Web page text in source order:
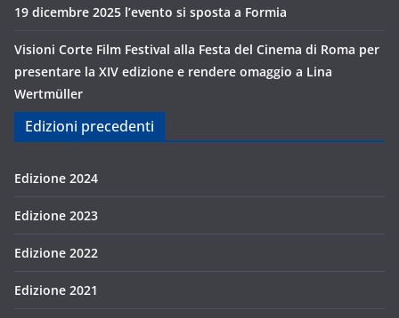
19 dicembre 2025 l’evento si sposta a Formia
Visioni Corte Film Festival alla Festa del Cinema di Roma per
presentare la XIV edizione e rendere omaggio a Lina
Wertmüller
Edizioni precedenti
Edizione 2024
Edizione 2023
Edizione 2022
Edizione 2021